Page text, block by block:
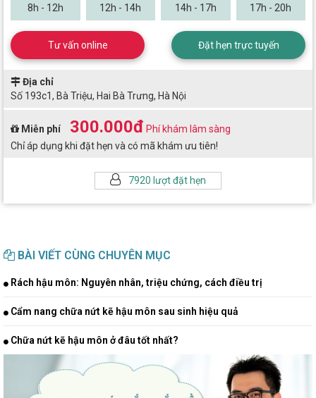
7920 lượt đặt hẹn
8h - 12h 12h - 14h 14h - 17h 17h - 20h
Tư vấn online Đặt hẹn trực tuyến
Địa chỉ
Số 193c1, Bà Triệu, Hai Bà Trưng, Hà Nội
Miễn phí 300.000đ Phí khám lâm sàng
Chỉ áp dụng khi đặt hẹn và có mã khám ưu tiên!
BÀI VIẾT CÙNG CHUYÊN MỤC
Rách hậu môn: Nguyên nhân, triệu chứng, cách điều trị
Cẩm nang chữa nứt kẽ hậu môn sau sinh hiệu quả
Chữa nứt kẽ hậu môn ở đâu tốt nhất?